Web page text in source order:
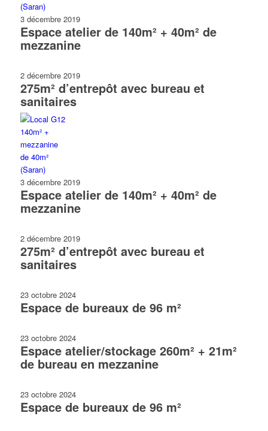
3 décembre 2019
Espace atelier de 140m² + 40m² de
mezzanine
2 décembre 2019
275m² d’entrepôt avec bureau et
sanitaires
3 décembre 2019
Espace atelier de 140m² + 40m² de
mezzanine
2 décembre 2019
275m² d’entrepôt avec bureau et
sanitaires
23 octobre 2024
Espace de bureaux de 96 m²
23 octobre 2024
Espace atelier/stockage 260m² + 21m²
de bureau en mezzanine
23 octobre 2024
Espace de bureaux de 96 m²